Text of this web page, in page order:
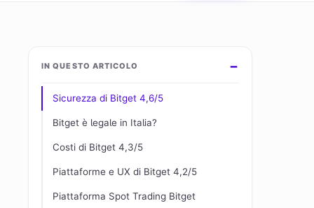
IN QUESTO ARTICOLO
Sicurezza di Bitget 4,6/5
Bitget è legale in Italia?
Costi di Bitget 4,3/5
Piattaforme e UX di Bitget 4,2/5
Piattaforma Spot Trading Bitget